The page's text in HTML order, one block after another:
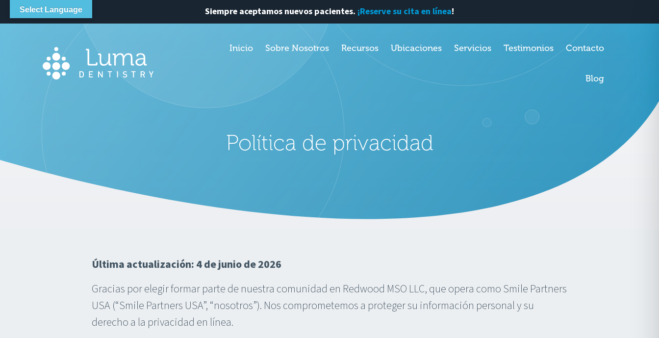
Siempre aceptamos nuevos pacientes. ¡Reserve su cita en línea!
UBICACION
Inicio Sobre Nosotros Recursos Ubicaciones Servicios Testimonios Contacto
Blog
Política de privacidad
Última actualización: 4 de junio de 2026
Gracias por elegir formar parte de nuestra comunidad en Redwood MSO LLC, que opera como Smile Partners
USA (“Smile Partners USA”, “nosotros”). Nos comprometemos a proteger su información personal y su
derecho a la privacidad en línea.
Select Language